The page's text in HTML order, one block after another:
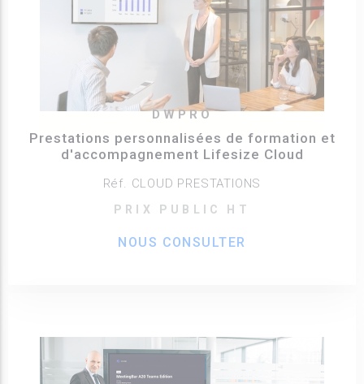
DWPRO
Prestations personnalisées de formation et
d'accompagnement Lifesize Cloud
Réf. CLOUD PRESTATIONS
PRIX PUBLIC HT
NOUS CONSULTER